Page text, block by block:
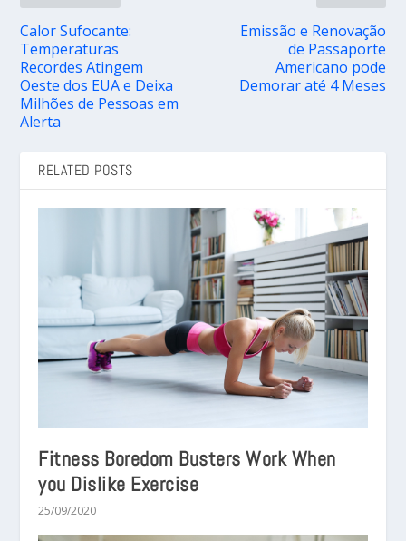
Calor Sufocante:
Temperaturas
Recordes Atingem
Oeste dos EUA e Deixa
Milhões de Pessoas em
Alerta
Emissão e Renovação
de Passaporte
Americano pode
Demorar até 4 Meses
RELATED POSTS
Fitness Boredom Busters Work When
you Dislike Exercise
25/09/2020